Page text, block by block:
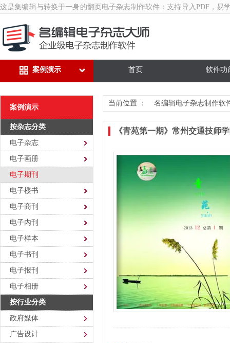
这是集编辑与转换于一身的翻页 电子杂志制作软件 ：支持导入PDF，易
首页
案例演示 软件功
案例演示
按杂志分类
电子杂志
电子画册
电子期刊
电子楼书
电子商刊
电子内刊
电子样本
电子书刊
电子报刊
电子相册
按行业分类
政府媒体
广告设计
当前位置 ： 名编辑电子杂志制作软
《青苑第一期》常州交通技师